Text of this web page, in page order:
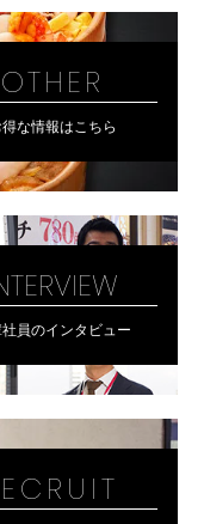
OTHER
得な情報はこちら
員のインタビュー